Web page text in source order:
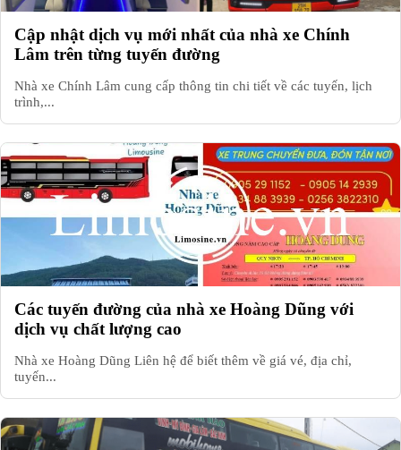
Cập nhật dịch vụ mới nhất của nhà xe Chính
Lâm trên từng tuyến đường
Nhà xe Chính Lâm cung cấp thông tin chi tiết về các tuyến, lịch
trình,...
Các tuyến đường của nhà xe Hoàng Dũng với
dịch vụ chất lượng cao
Nhà xe Hoàng Dũng Liên hệ để biết thêm về giá vé, địa chỉ,
tuyến...